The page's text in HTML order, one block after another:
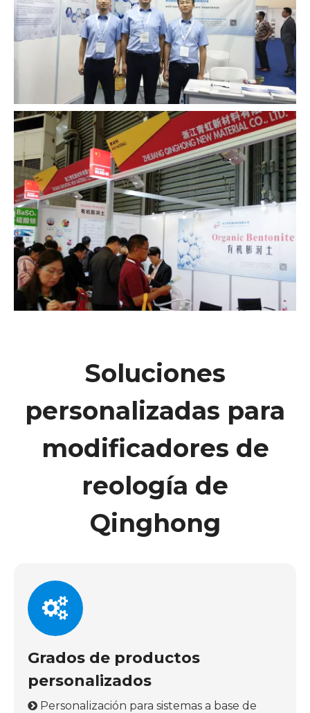
Soluciones
personalizadas para
modificadores de
reología de
Qinghong
Grados de productos
personalizados
 Personalización para sistemas a base de